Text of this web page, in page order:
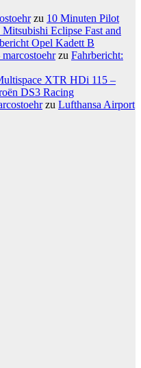
zu 10 Minuten Pilot
Eclipse Fast and
Opel Kadett B
zu Fahrbericht:
XTR HDi 115 –
DS3 Racing
zu Lufthansa Airport